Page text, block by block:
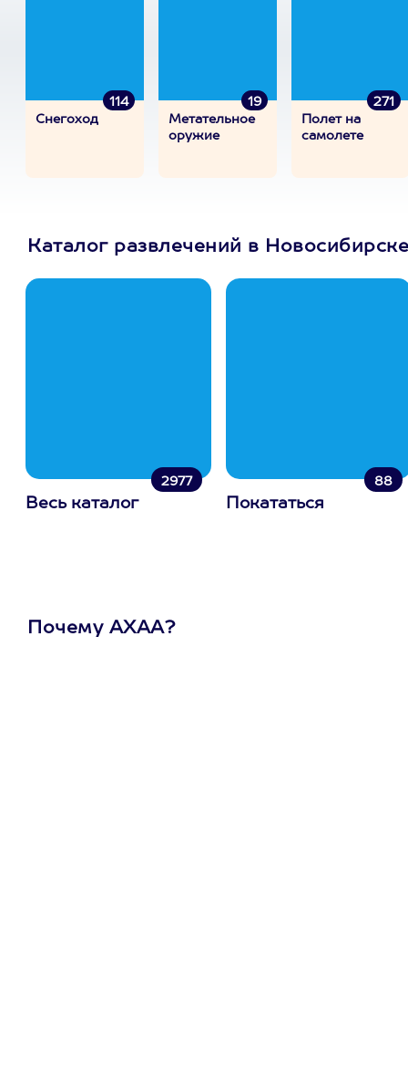
114
Снегоход
19
Метательное
оружие
271
Полет на
самолете
Каталог развлечений в Новосибирске
2977
Весь каталог
88
Покататься
Почему АХАА?